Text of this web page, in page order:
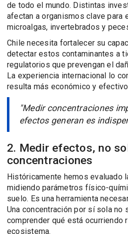
de todo el mundo. Distintas
afectan a organismos clave para
microalgas, invertebrados y
Chile necesita fortalecer su
detectar estos contaminantes a
regulatorios que prevengan el
La experiencia internacional lo
resulta más económico y
"Medir concentraciones
efectos generan es
2. Medir efectos, no
concentraciones
Históricamente hemos evaluado
midiendo parámetros físico-
suelo. Es una herramienta
Una concentración por sí sola no
comprender qué está ocurriendo
ecosistema.